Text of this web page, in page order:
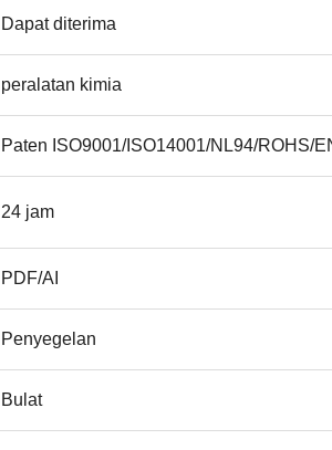
Dapat diterima
peralatan kimia
Paten ISO9001/ISO14001/NL94/ROHS/
24 jam
PDF/AI
Penyegelan
Bulat